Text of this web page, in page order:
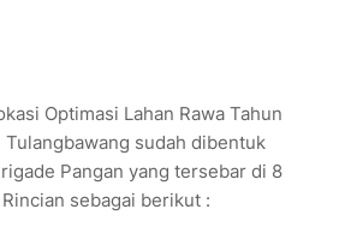
Optimasi Lahan Rawa Tahun
sudah dibentuk
Pangan yang tersebar di 8
sebagai berikut :